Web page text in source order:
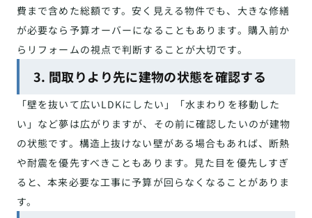
費まで含めた総額です。安く見える物件でも、大きな修繕
が必要なら予算オーバーになることもあります。購入前か
らリフォームの視点で判断することが大切です。
3. 間取りより先に建物の状態を確認する
「壁を抜いて広いLDKにしたい」「水まわりを移動した
い」など夢は広がりますが、その前に確認したいのが建物
の状態です。構造上抜けない壁がある場合もあれば、断熱
や耐震を優先すべきこともあります。見た目を優先しすぎ
ると、本来必要な工事に予算が回らなくなることがありま
す。